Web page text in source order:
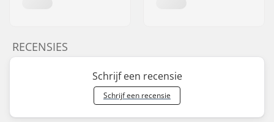
RECENSIES
Schrijf een recensie
Schrijf een recensie